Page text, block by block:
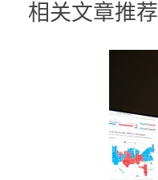
相关文章推荐